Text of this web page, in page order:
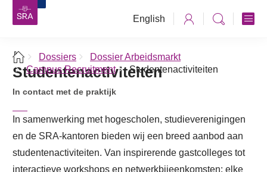
English
Dossiers
Dossier Arbeidsmarkt
Campus Recruitment
Studentenactiviteiten
Studentenactiviteiten
In contact met de praktijk
In samenwerking met hogescholen, studieverenigingen
en de SRA-kantoren bieden wij een breed aanbod aan
studentenactiviteiten. Van inspirerende gastcolleges tot
interactieve workshops en netwerkbijeenkomsten: elke